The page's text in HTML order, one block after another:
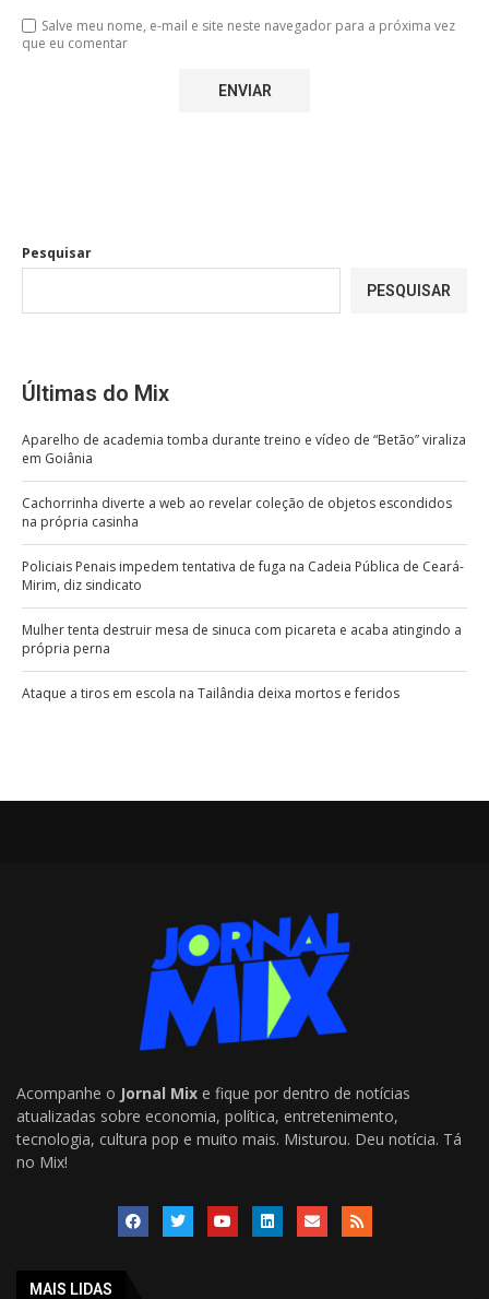
Salve meu nome, e-mail e site neste navegador para a próxima vez
que eu comentar
Pesquisar
PESQUISAR
Últimas do Mix
Aparelho de academia tomba durante treino e vídeo de “Betão” viraliza
em Goiânia
Cachorrinha diverte a web ao revelar coleção de objetos escondidos
na própria casinha
Policiais Penais impedem tentativa de fuga na Cadeia Pública de Ceará-
Mirim, diz sindicato
Mulher tenta destruir mesa de sinuca com picareta e acaba atingindo a
própria perna
Ataque a tiros em escola na Tailândia deixa mortos e feridos
Acompanhe o Jornal Mix e fique por dentro de notícias
atualizadas sobre economia, política, entretenimento,
tecnologia, cultura pop e muito mais. Misturou. Deu notícia. Tá
no Mix!
MAIS LIDAS